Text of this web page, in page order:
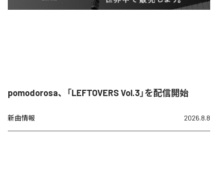
pomodorosa、「LEFTOVERS Vol.3」を配信開始
新曲情報 2026.8.8